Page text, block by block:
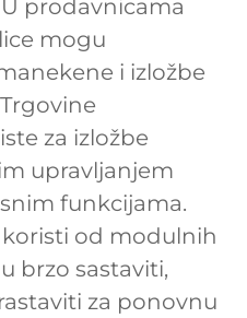
prodavnicama
mogu
i izložbe
za izložbe
upravljanjem
funkcijama.
od modulnih
brzo sastaviti,
za ponovnu